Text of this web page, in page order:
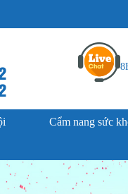
Cẩm nang sức